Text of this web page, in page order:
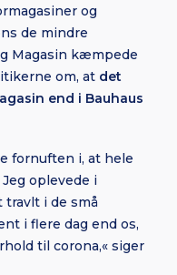
og
de mindre
Magasin kæmpede
om, at det
end i Bauhaus
fornuften i, at hele
oplevede i
travlt i de små
i flere dag end os,
til corona,« siger